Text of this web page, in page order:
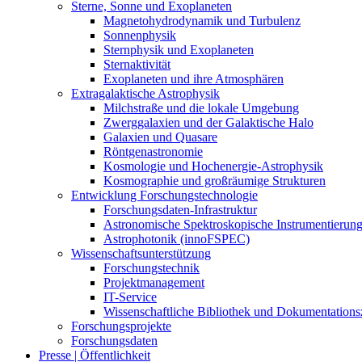
Sterne, Sonne und Exoplaneten
Magnetohydrodynamik und Turbulenz
Sonnenphysik
Sternphysik und Exoplaneten
Sternaktivität
Exoplaneten und ihre Atmosphären
Extragalaktische Astrophysik
Milchstraße und die lokale Umgebung
Zwerggalaxien und der Galaktische Halo
Galaxien und Quasare
Röntgenastronomie
Kosmologie und Hochenergie-Astrophysik
Kosmographie und großräumige Strukturen
Entwicklung Forschungstechnologie
Forschungsdaten-Infrastruktur
Astronomische Spektroskopische Instrumentierung
Astrophotonik (innoFSPEC)
Wissenschaftsunterstützung
Forschungstechnik
Projektmanagement
IT-Service
Wissenschaftliche Bibliothek und
Forschungsprojekte
Forschungsdaten
Presse | Öffentlichkeit